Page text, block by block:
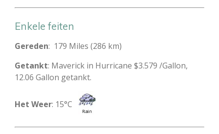
Enkele feiten
Gereden: 179 Miles (286 km)
Getankt: Maverick in Hurricane $3.579 /Gallon,
12.06 Gallon getankt.
Het Weer: 15°C